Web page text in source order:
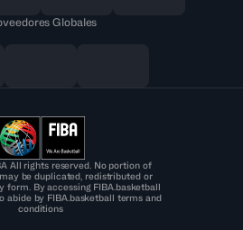
Globales
All rights reserved. No portion of
be duplicated, redistributed or
form. By accessing FIBA.basketball
abide by FIBA.basketball terms and
conditions